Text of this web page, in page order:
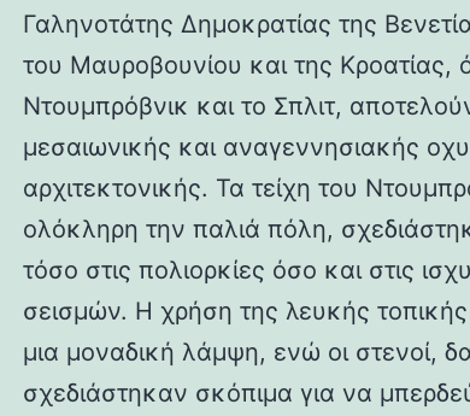
Γαληνοτάτης Δημοκρατίας της
του Μαυροβουνίου και της Κροατίας,
Ντουμπρόβνικ και το Σπλιτ,
μεσαιωνικής και αναγεννησιακής
αρχιτεκτονικής. Τα τείχη του
ολόκληρη την παλιά πόλη,
τόσο στις πολιορκίες όσο και στις
σεισμών. Η χρήση της λευκής τοπικής
μια μοναδική λάμψη, ενώ οι στενοί,
σχεδιάστηκαν σκόπιμα για να